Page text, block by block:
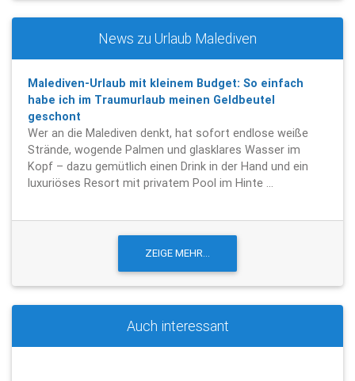
News zu Urlaub Malediven
Malediven-Urlaub mit kleinem Budget: So einfach
habe ich im Traumurlaub meinen Geldbeutel
geschont
Wer an die Malediven denkt, hat sofort endlose weiße
Strände, wogende Palmen und glasklares Wasser im
Kopf – dazu gemütlich einen Drink in der Hand und ein
luxuriöses Resort mit privatem Pool im Hinte ...
Auch interessant